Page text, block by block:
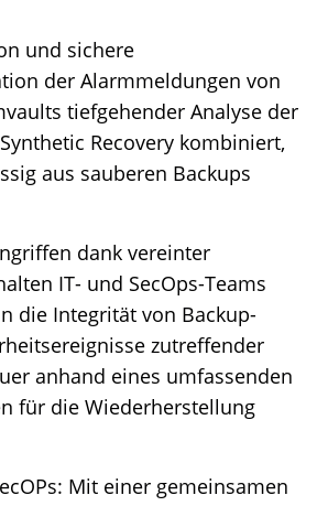
und sichere
der Alarmmeldungen von
tiefgehender Analyse der
Recovery kombiniert,
aus sauberen Backups
dank vereinter
IT- und SecOps-Teams
die Integrität von Backup-
zutreffender
anhand eines umfassenden
für die Wiederherstellung
Mit einer gemeinsamen